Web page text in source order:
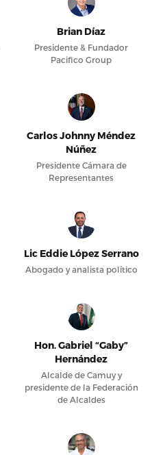
Brian Díaz
Presidente & Fundador
Pacifico Group
Carlos Johnny Méndez
Núñez
Presidente Cámara de
Representantes
Lic Eddie López Serrano
Abogado y analista político
Hon. Gabriel “Gaby”
Hernández
Alcalde de Camuy y
presidente de la Federación
de Alcaldes